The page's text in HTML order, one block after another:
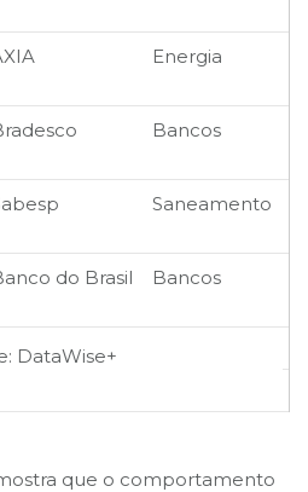
Energia
Bancos
Saneamento
do Brasil Bancos
DataWise+
que o comportamento